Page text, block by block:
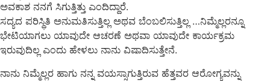
ಅವಕಾಶ ನನಗೆ ಸಿಗುತ್ತಿತ್ತು ಎಂದಿದ್ದಾರೆ.
ಸದ್ಯದ ಪರಿಸ್ಥಿತಿ ಅನುಮತಿಸುತ್ತಿಲ್ಲ ಅಥವ ಬೆಂಬಲಿಸುತ್ತಿಲ್ಲ …ನಿಮ್ಮೆಲ್ಲರನ್ನೂ
ಭೇಟಿಯಾಗಲು ಯಾವುದೇ ಆಚರಣೆ ಅಥವಾ ಯಾವುದೇ ಕಾರ್ಯಕ್ರಮ
ಇರುವುದಿಲ್ಲ ಎಂದು ಹೇಳಲು ನಾನು ವಿಷಾದಿಸುತ್ತೇನೆ.
ನಾನು ನಿಮ್ಮೆಲ್ಲರ ಹಾಗು ನನ್ನ ವಯಸ್ಸಾಗುತ್ತಿರುವ ಹೆತ್ತವರ ಆರೋಗ್ಯವನ್ನು